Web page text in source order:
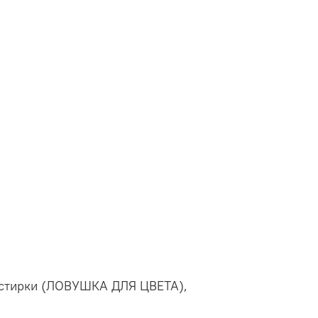
стирки (ЛОВУШКА ДЛЯ ЦВЕТА),